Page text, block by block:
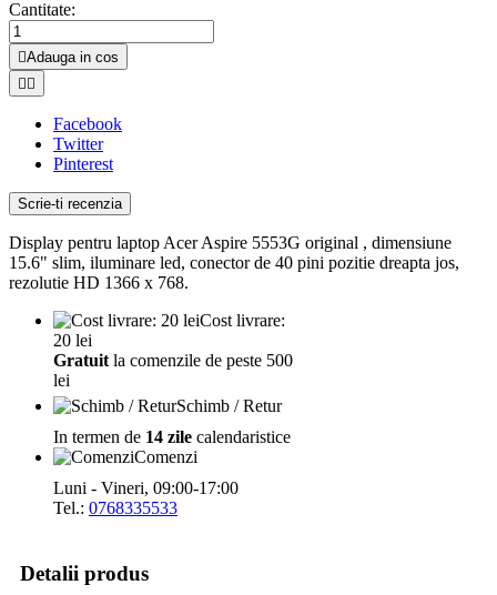
Cantitate:
Adauga in cos
 
Facebook
Twitter
Pinterest
Scrie-ti recenzia
Display pentru laptop Acer Aspire 5553G original , dimensiune
15.6" slim, iluminare led, conector de 40 pini pozitie dreapta jos,
rezolutie HD 1366 x 768.
Cost livrare:
20 lei
Gratuit la comenzile de peste 500
lei
Schimb / Retur
In termen de 14 zile calendaristice
Comenzi
Luni - Vineri, 09:00-17:00
Tel.: 0768335533
Detalii produs